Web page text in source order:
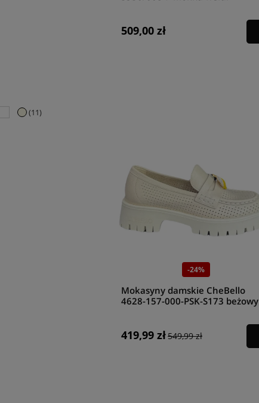
(11)
509,00 zł
-24%
Mokasyny damskie CheBello
4628-157-000-PSK-S173 beżowy
419,99 zł549,99 zł